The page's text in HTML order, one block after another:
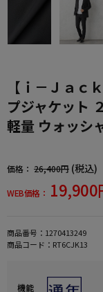
【ｉ－Ｊａｃ
プジャケット
軽量 ウォッシ
価格： 26,400円 (税込)
WEB価格： 19,900
商品番号： 1270413249
商品コード： RT6CJK13
機能